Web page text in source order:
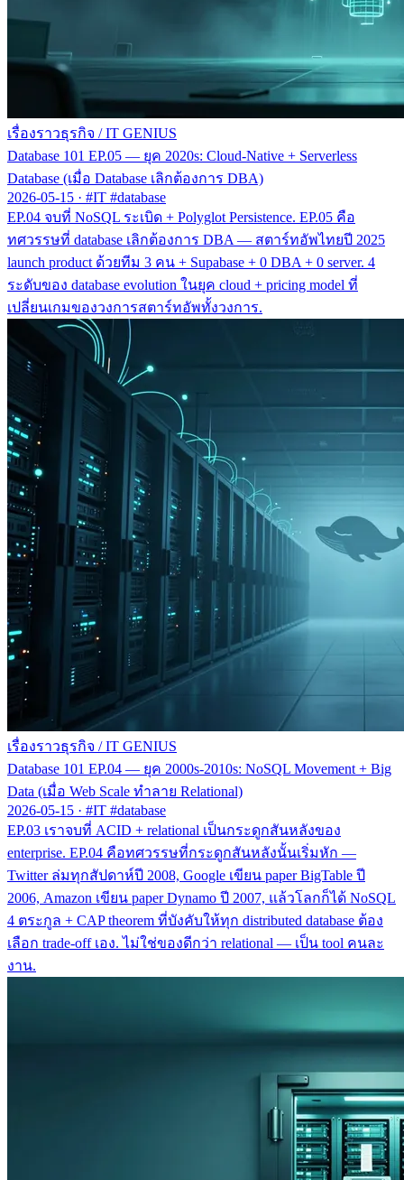
เรื่องราวธุรกิจ / IT GENIUS
Database 101 EP.05 — ยุค 2020s: Cloud-Native + Serverless
Database (เมื่อ Database เลิกต้องการ DBA)
2026-05-15 · #IT #database
EP.04 จบที่ NoSQL ระเบิด + Polyglot Persistence. EP.05 คือ
ทศวรรษที่ database เลิกต้องการ DBA — สตาร์ทอัพไทยปี 2025
launch product ด้วยทีม 3 คน + Supabase + 0 DBA + 0 server. 4
ระดับของ database evolution ในยุค cloud + pricing model ที่
เปลี่ยนเกมของวงการสตาร์ทอัพทั้งวงการ.
เรื่องราวธุรกิจ / IT GENIUS
Database 101 EP.04 — ยุค 2000s-2010s: NoSQL Movement + Big
Data (เมื่อ Web Scale ทำลาย Relational)
2026-05-15 · #IT #database
EP.03 เราจบที่ ACID + relational เป็นกระดูกสันหลังของ
enterprise. EP.04 คือทศวรรษที่กระดูกสันหลังนั้นเริ่มหัก —
Twitter ล่มทุกสัปดาห์ปี 2008, Google เขียน paper BigTable ปี
2006, Amazon เขียน paper Dynamo ปี 2007, แล้วโลกก็ได้ NoSQL
4 ตระกูล + CAP theorem ที่บังคับให้ทุก distributed database ต้อง
เลือก trade-off เอง. ไม่ใช่ของดีกว่า relational — เป็น tool คนละ
งาน.